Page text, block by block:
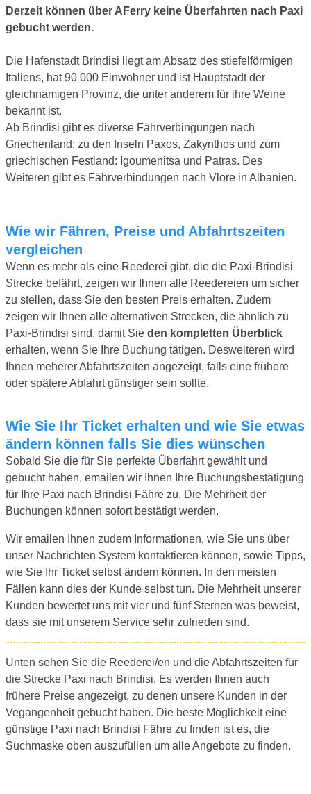
Derzeit können über AFerry keine Überfahrten nach Paxi
gebucht werden.
Die Hafenstadt Brindisi liegt am Absatz des stiefelförmigen
Italiens, hat 90 000 Einwohner und ist Hauptstadt der
gleichnamigen Provinz, die unter anderem für ihre Weine
bekannt ist.
Ab Brindisi gibt es diverse Fährverbingungen nach
Griechenland: zu den Inseln Paxos, Zakynthos und zum
griechischen Festland: Igoumenitsa und Patras. Des
Weiteren gibt es Fährverbindungen nach Vlore in Albanien.
Wie wir Fähren, Preise und Abfahrtszeiten
vergleichen
Wenn es mehr als eine Reederei gibt, die die Paxi-Brindisi
Strecke befährt, zeigen wir Ihnen alle Reedereien um sicher
zu stellen, dass Sie den besten Preis erhalten. Zudem
zeigen wir Ihnen alle alternativen Strecken, die ähnlich zu
Paxi-Brindisi sind, damit Sie den kompletten Überblick
erhalten, wenn Sie Ihre Buchung tätigen. Desweiteren wird
Ihnen meherer Abfahrtszeiten angezeigt, falls eine frühere
oder spätere Abfahrt günstiger sein sollte.
Wie Sie Ihr Ticket erhalten und wie Sie etwas
ändern können falls Sie dies wünschen
Sobald Sie die für Sie perfekte Überfahrt gewählt und
gebucht haben, emailen wir Ihnen Ihre Buchungsbestätigung
für Ihre Paxi nach Brindisi Fähre zu. Die Mehrheit der
Buchungen können sofort bestätigt werden.
Wir emailen Ihnen zudem Informationen, wie Sie uns über
unser Nachrichten System kontaktieren können, sowie Tipps,
wie Sie Ihr Ticket selbst ändern können. In den meisten
Fällen kann dies der Kunde selbst tun. Die Mehrheit unserer
Kunden bewertet uns mit vier und fünf Sternen was beweist,
dass sie mit unserem Service sehr zufrieden sind.
Unten sehen Sie die Reederei/en und die Abfahrtszeiten für
die Strecke Paxi nach Brindisi. Es werden Ihnen auch
frühere Preise angezeigt, zu denen unsere Kunden in der
Vegangenheit gebucht haben. Die beste Möglichkeit eine
günstige Paxi nach Brindisi Fähre zu finden ist es, die
Suchmaske oben auszufüllen um alle Angebote zu finden.